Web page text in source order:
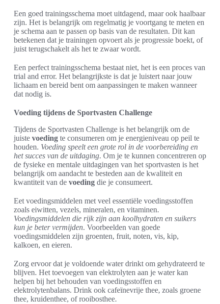
Een goed trainingsschema moet uitdagend, maar ook haalbaar
zijn. Het is belangrijk om regelmatig je voortgang te meten en
je schema aan te passen op basis van de resultaten. Dit kan
betekenen dat je trainingen opvoert als je progressie boekt, of
juist terugschakelt als het te zwaar wordt.
Een perfect trainingsschema bestaat niet, het is een proces van
trial and error. Het belangrijkste is dat je luistert naar jouw
lichaam en bereid bent om aanpassingen te maken wanneer
dat nodig is.
Voeding tijdens de Sportvasten Challenge
Tijdens de Sportvasten Challenge is het belangrijk om de
juiste voeding te consumeren om je energieniveau op peil te
houden. Voeding speelt een grote rol in de voorbereiding en
het succes van de uitdaging. Om je te kunnen concentreren op
de fysieke en mentale uitdagingen van het sportvasten is het
belangrijk om aandacht te besteden aan de kwaliteit en
kwantiteit van de voeding die je consumeert.
Eet voedingsmiddelen met veel essentiële voedingsstoffen
zoals eiwitten, vezels, mineralen, en vitaminen.
Voedingsmiddelen die rijk zijn aan koolhydraten en suikers
kun je beter vermijden. Voorbeelden van goede
voedingsmiddelen zijn groenten, fruit, noten, vis, kip,
kalkoen, en eieren.
Zorg ervoor dat je voldoende water drinkt om gehydrateerd te
blijven. Het toevoegen van elektrolyten aan je water kan
helpen bij het behouden van voedingsstoffen en
elektrolytenbalans. Drink ook cafeïnevrije thee, zoals groene
thee, kruidenthee, of rooibosthee.